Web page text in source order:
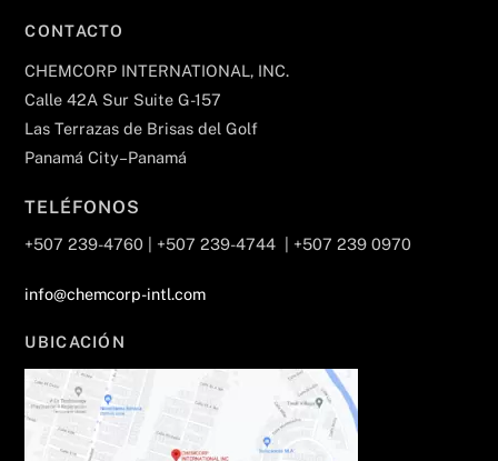
CONTACTO
CHEMCORP INTERNATIONAL, INC.
Calle 42A Sur Suite G-157
Las Terrazas de Brisas del Golf
Panamá City–Panamá
TELÉFONOS
+507 239-4760 | +507 239-4744 | +507 239 0970
info@chemcorp-intl.com
UBICACIÓN